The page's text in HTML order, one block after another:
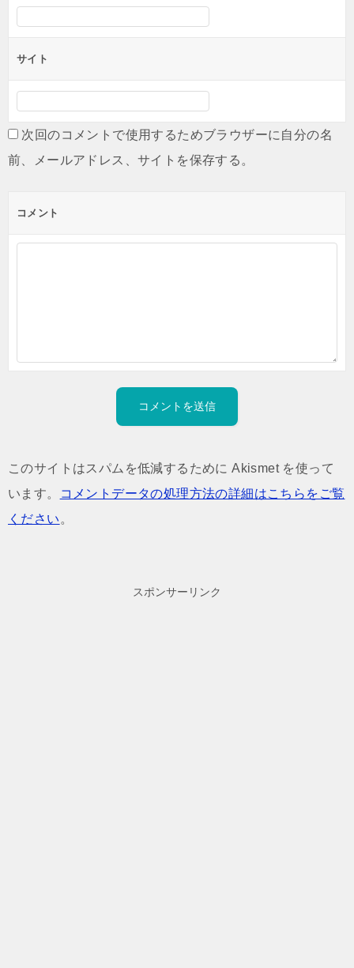
サイト
次回のコメントで使用するためブラウザーに自分の名
前、メールアドレス、サイトを保存する。
コメント
このサイトはスパムを低減するために Akismet を使って
います。
コメントデータの処理方法の詳細はこちらをご覧
ください 。
スポンサーリンク